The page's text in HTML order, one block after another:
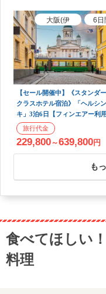
【セール開催中】《スタンダ
クラスホテル宿泊》「ヘルシン
キ」3泊6日【フィンエアー利用
大阪(伊
丹)、大阪
(関空)発
6 日
229,800～639,800円
も
食べてほしい
料理